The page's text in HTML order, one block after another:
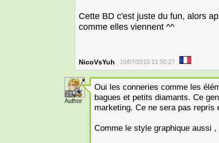
Cette BD c'est juste du fun, alors
comme elles viennent ^^
NicoVsYuh 10/07/2015 21:50:27
23
Author
Oui les conneries comme les
bagues et petits diamants. Ce
marketing. Ce ne sera pas repris
Comme le style graphique aussi